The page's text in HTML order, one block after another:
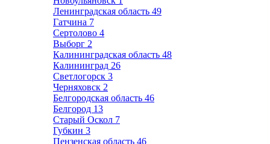
Ленинградская область 49
Гатчина 7
Сертолово 4
Выборг 2
Калининградская область 48
Калининград 26
Светлогорск 3
Черняховск 2
Белгородская область 46
Белгород 13
Старый Оскол 7
Губкин 3
Пензенская область 46